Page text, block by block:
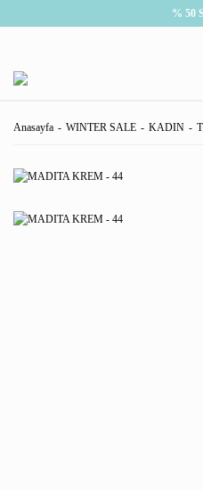
% 50
Anasayfa WINTER SALE KADIN